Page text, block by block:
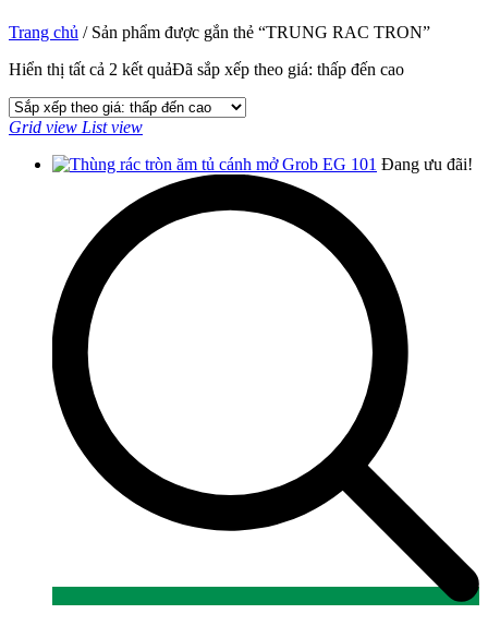
Trang chủ / Sản phẩm được gắn thẻ “TRUNG RAC TRON”
Hiển thị tất cả 2 kết quảĐã sắp xếp theo giá: thấp đến cao
Grid view List view
Đang ưu đãi!